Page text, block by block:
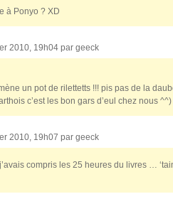
à Ponyo ? XD
2010, 19h04 par geeck
un pot de rilettetts !!! pis pas de la
c’est les bon gars d’eul chez nous ^^)
2010, 19h07 par geeck
compris les 25 heures du livres …